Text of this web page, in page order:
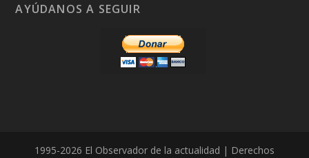
AYÚDANOS A SEGUIR
1995-2026 El Observador de la actualidad | Derechos